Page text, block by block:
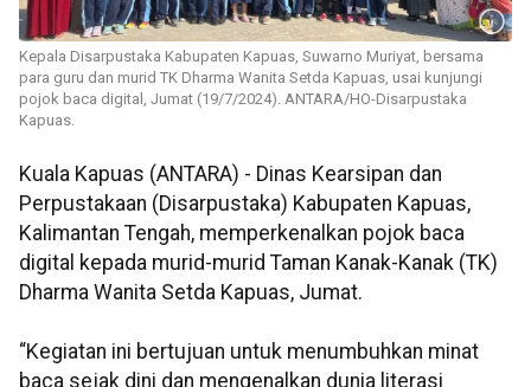
Kepala Disarpustaka Kabupaten Kapuas, Suwarno Muriyat, bersama
para guru dan murid TK Dharma Wanita Setda Kapuas, usai kunjungi
pojok baca digital, Jumat (19/7/2024). ANTARA/HO-Disarpustaka
Kapuas.
Kuala Kapuas (ANTARA) - Dinas Kearsipan dan
Perpustakaan (Disarpustaka) Kabupaten Kapuas,
Kalimantan Tengah, memperkenalkan pojok baca
digital kepada murid-murid Taman Kanak-Kanak (TK)
Dharma Wanita Setda Kapuas, Jumat.
“Kegiatan ini bertujuan untuk menumbuhkan minat
baca sejak dini dan mengenalkan dunia literasi